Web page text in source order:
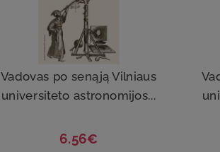
Vadovas po senąją Vilniaus
universiteto astronomijos...
6.56€